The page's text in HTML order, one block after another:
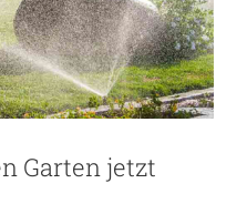
Garten jetzt